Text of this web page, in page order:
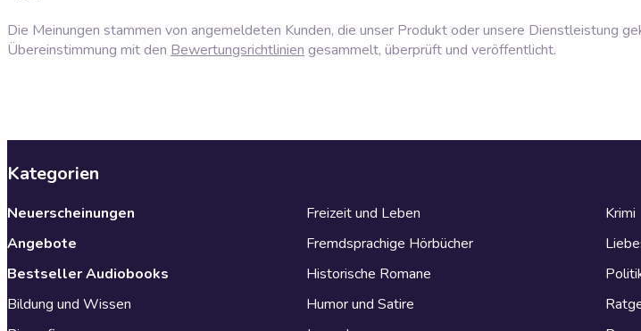
Die Meinungen stammen von angemeldeten Kunden, die unser Produkt oder unsere Dienstleistung
Übereinstimmung mit den Bewertungsrichtlinien gesammelt, überprüft und veröffentlicht.
Kategorien
Neuerscheinungen
Angebote
Bestseller Audiobooks
Bildung und Wissen
Freizeit und Leben
Fremdsprachige Hörbücher
Historische Romane
Humor und Satire
Krimi